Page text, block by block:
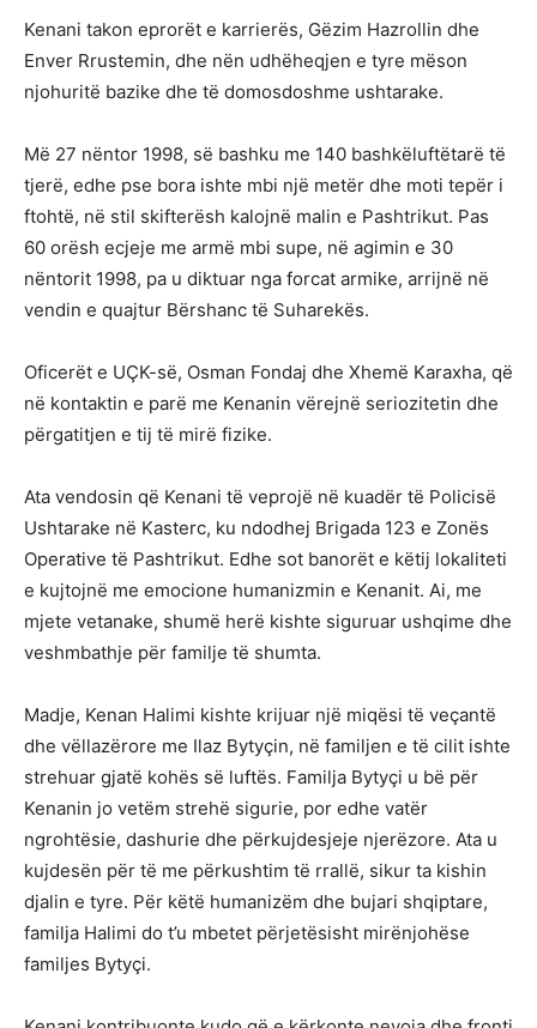
Kenani takon eprorët e karrierës, Gëzim Hazrollin dhe
Enver Rrustemin, dhe nën udhëheqjen e tyre mëson
njohuritë bazike dhe të domosdoshme ushtarake.
Më 27 nëntor 1998, së bashku me 140 bashkëluftëtarë të
tjerë, edhe pse bora ishte mbi një metër dhe moti tepër i
ftohtë, në stil skifterësh kalojnë malin e Pashtrikut. Pas
60 orësh ecjeje me armë mbi supe, në agimin e 30
nëntorit 1998, pa u diktuar nga forcat armike, arrijnë në
vendin e quajtur Bërshanc të Suharekës.
Oficerët e UÇK-së, Osman Fondaj dhe Xhemë Karaxha, që
në kontaktin e parë me Kenanin vërejnë seriozitetin dhe
përgatitjen e tij të mirë fizike.
Ata vendosin që Kenani të veprojë në kuadër të Policisë
Ushtarake në Kasterc, ku ndodhej Brigada 123 e Zonës
Operative të Pashtrikut. Edhe sot banorët e këtij lokaliteti
e kujtojnë me emocione humanizmin e Kenanit. Ai, me
mjete vetanake, shumë herë kishte siguruar ushqime dhe
veshmbathje për familje të shumta.
Madje, Kenan Halimi kishte krijuar një miqësi të veçantë
dhe vëllazërore me Ilaz Bytyçin, në familjen e të cilit ishte
strehuar gjatë kohës së luftës. Familja Bytyçi u bë për
Kenanin jo vetëm strehë sigurie, por edhe vatër
ngrohtësie, dashurie dhe përkujdesjeje njerëzore. Ata u
kujdesën për të me përkushtim të rrallë, sikur ta kishin
djalin e tyre. Për këtë humanizëm dhe bujari shqiptare,
familja Halimi do t’u mbetet përjetësisht mirënjohëse
familjes Bytyçi.